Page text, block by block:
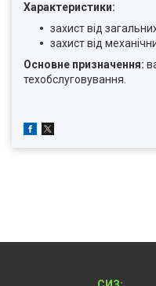
Характеристики:
захист від
захист від
Основне призначення:
техобслуговування.